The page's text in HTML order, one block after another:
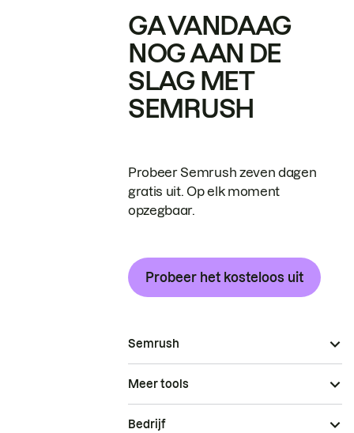
GA VANDAAG
NOG AAN DE
SLAG MET
SEMRUSH
Probeer Semrush zeven dagen
gratis uit. Op elk moment
opzegbaar.
Probeer het kosteloos uit
Semrush
Meer tools
Bedrijf